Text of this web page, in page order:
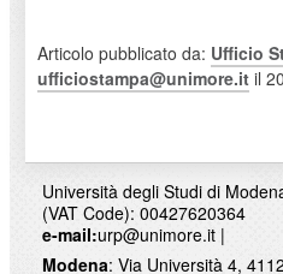
Articolo pubblicato da: Ufficio
ufficiostampa@unimore.itil
Università degli Studi di
(VAT Code): 00427620364
e-mail:urp@unimore.it|
Modena: Via Università 4,